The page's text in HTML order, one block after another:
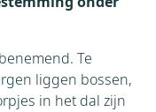
Te
liggen bossen,
in het dal zijn